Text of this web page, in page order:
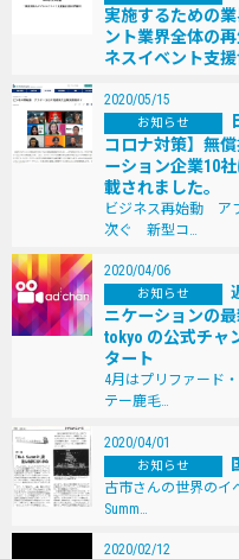
実施するための
ント業界全体の
ネスイベント支
2020/05/15
お知らせ
コロナ対策】無
ーション企業10
載されました。
ビジネス再始動 ア
次ぐ 新型コ…
2020/04/06
お知らせ
ニケーションの
tokyo の公式チャ
タート
4月はプリファード
テー鹿毛…
2020/04/01
お知らせ
古市さんの世界のイ
Summ…
2020/02/12